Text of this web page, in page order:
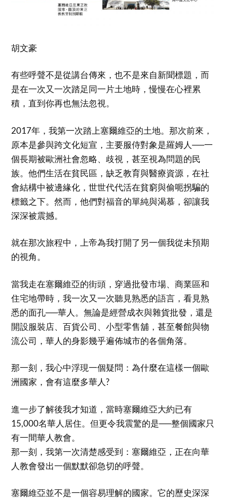
胡文豪
有些呼聲不是從講台傳來，也不是來自新聞標題，而
是在一次又一次踏足同一片土地時，慢慢在心裡累
積，直到你再也無法忽視。
2017年，我第一次踏上塞爾維亞的土地。那次前來，
原本是參與跨文化短宣，主要服侍對象是羅姆人──一
個長期被歐洲社會忽略、歧視，甚至視為問題的民
族。他們生活在貧民區，缺乏教育與醫療資源，在社
會結構中被邊緣化，世世代代活在貧窮與偷呃拐騙的
標籤之下。然而，他們對福音的單純與渴慕，卻讓我
深深被震撼。
就在那次旅程中，上帝為我打開了另一個我從未預期
的視角。
當我走在塞爾維亞的街頭，穿過批發市場、商業區和
住宅地帶時，我一次又一次聽見熟悉的語言，看見熟
悉的面孔──華人。無論是經營成衣與雜貨批發，還是
開設服裝店、百貨公司、小型零售舖，甚至餐館與物
流公司，華人的身影幾乎遍佈城市的各個角落。
那一刻，我心中浮現一個疑問：為什麼在這樣一個歐
洲國家，會有這麼多華人?
進一步了解後我才知道，當時塞爾維亞大約已有
15,000名華人居住。但更令我震驚的是──整個國家只
有一間華人教會。
那一刻，我第一次清楚感受到：塞爾維亞，正在向華
人教會發出一個默默卻急切的呼聲。
塞爾維亞並不是一個容易理解的國家。它的歷史深深